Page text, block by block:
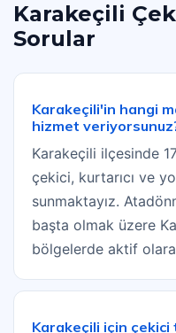
Karakeçili
Sorular
Karakeçili'in hangi
hizmet
Karakeçili ilçesinde
çekici, kurtarıcı ve
sunmaktayız.
başta olmak üzere
bölgelerde aktif
Karakeçili için çekici